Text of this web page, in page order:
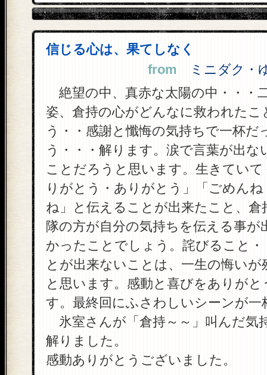
信じる心は、果てしなく
from ミニダク・
絶望の中、真赤な太陽の中・・・
姿、倉持の心がどんなに救われたこ
う・・感謝と懺悔の気持ちで一杯だ
う・・・解ります。涙で言葉が出な
ことだろうと思います。生きてい
りがとう・ありがとう」「ごめん
ね」と伝えることが出来たこと、倉
隊の方が自分の気持ちを伝える事が
かったことでしょう。詫びること
とが出来ないことは、一生の悔いが
と思います。感動と喜びをありが
す。最終回にふさわしいシーンが一
氷室さんが「倉持～～」叫んだ気
解りました。
感動ありがとうございました。